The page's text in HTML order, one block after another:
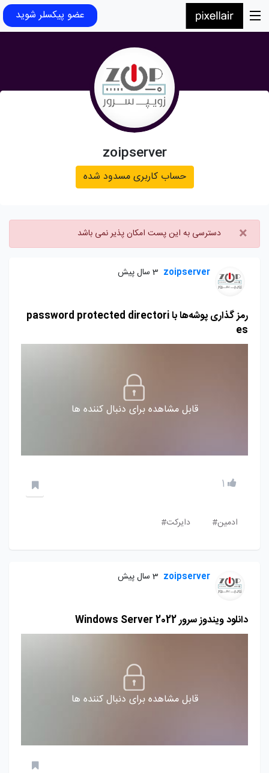
عضو پیکسلر شوید
zoipserver
حساب کاربری مسدود شده
× دسترسی به این پست امکان پذیر نمی باشد
zoipserver 3 سال پیش
رمز گذاری پوشه‌ها با password protected directori
es
قابل مشاهده برای دنبال کننده ها
1
ادمین# دایرکت#
zoipserver 3 سال پیش
دانلود ویندوز سرور Windows Server 2022
قابل مشاهده برای دنبال کننده ها